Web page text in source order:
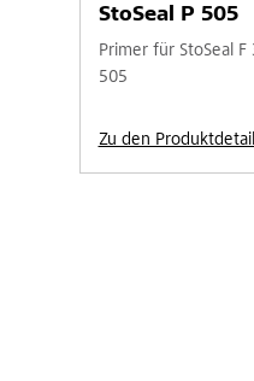
StoSeal P 505
Primer für StoSeal F
505
Zu den